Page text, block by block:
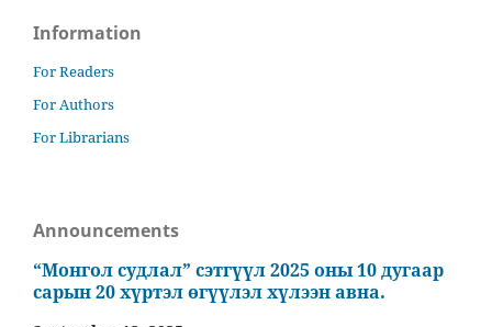
Information
For Readers
For Authors
For Librarians
Announcements
“Монгол судлал” сэтгүүл 2025 оны 10 дугаар
сарын 20 хүртэл өгүүлэл хүлээн авна.